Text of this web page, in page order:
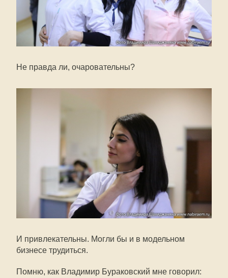
Не правда ли, очаровательны?
И привлекательны. Могли бы и в модельном
бизнесе трудиться.
Помню, как Владимир Бураковский мне говорил: